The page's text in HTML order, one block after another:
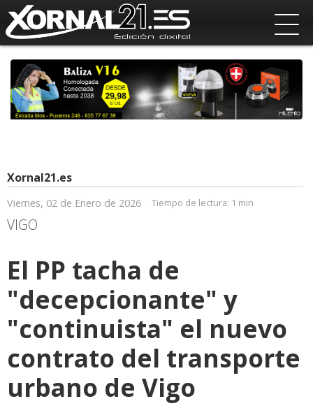
Xornal21.es
Viernes, 02 de Enero de 2026 Tiempo de lectura: 1 min
VIGO
El PP tacha de
"decepcionante" y
"continuista" el nuevo
contrato del transporte
urbano de Vigo